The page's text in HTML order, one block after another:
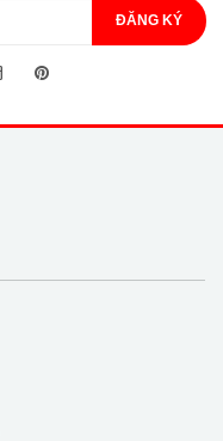
ĐĂNG KÝ